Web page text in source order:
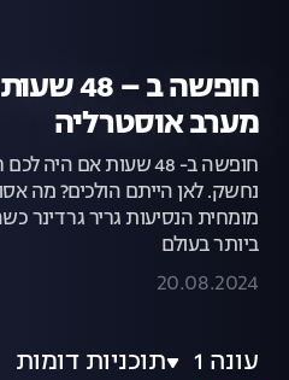
מערב אוסטרליה
נחשק. לאן הייתם הולכים? מה
מומחית הנסיעות גריר גרדינר
ביותר בעולם
20.08.2024
עונה 1 תוכניות דומות